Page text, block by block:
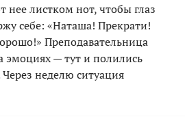
нее листком нот, чтобы глаз
себе: «Наташа! Прекрати!
Преподавательница
эмоциях — тут и полились
неделю ситуация